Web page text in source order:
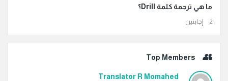
ما هي ترجمة كلمة Drill؟
‫2 إجابتين
Top Members
Translator R Momahed